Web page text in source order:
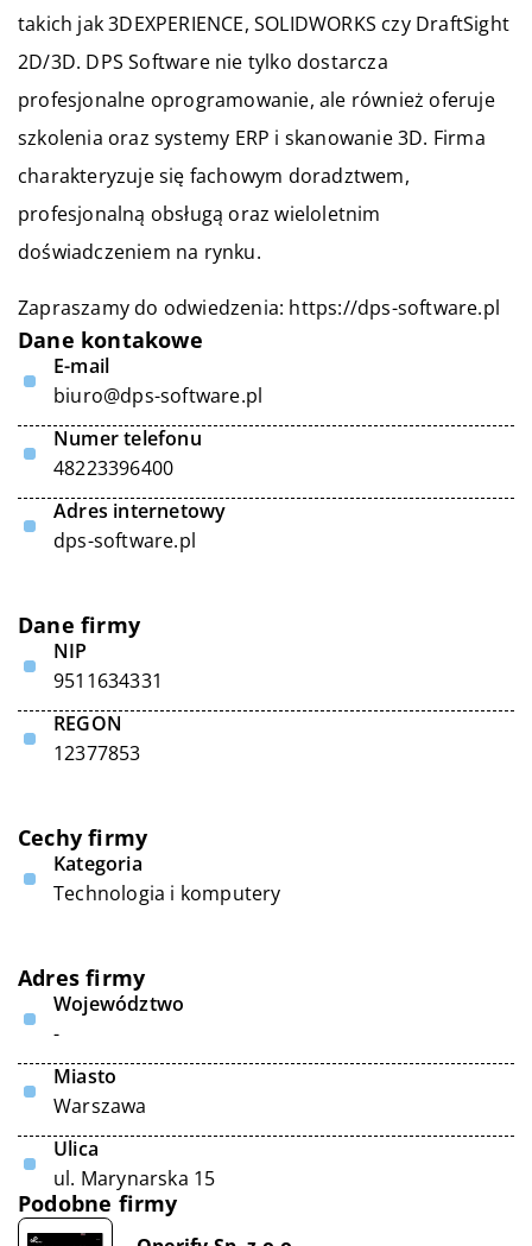
takich jak 3DEXPERIENCE, SOLIDWORKS czy DraftSight
2D/3D. DPS Software nie tylko dostarcza
profesjonalne oprogramowanie, ale również oferuje
szkolenia oraz systemy ERP i skanowanie 3D. Firma
charakteryzuje się fachowym doradztwem,
profesjonalną obsługą oraz wieloletnim
doświadczeniem na rynku.
Zapraszamy do odwiedzenia: https://dps-software.pl
Dane kontakowe
E-mail
biuro@dps-software.pl
Numer telefonu
48223396400
Adres internetowy
dps-software.pl
Dane firmy
NIP
9511634331
REGON
12377853
Cechy firmy
Kategoria
Technologia i komputery
Adres firmy
Województwo
-
Miasto
Warszawa
Ulica
ul. Marynarska 15
Podobne firmy